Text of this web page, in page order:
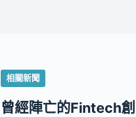
相關新聞
曾經陣亡的Fintech